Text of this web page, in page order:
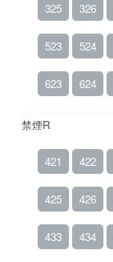
325 326
523 524
623 624
禁煙R
421 422
425 426
433 434